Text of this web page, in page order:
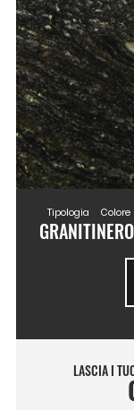
Tipologia
GRANITI
Colore
NERO
LASCIA I